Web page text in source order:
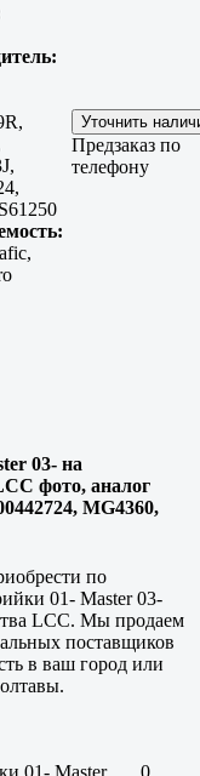
Предзаказ по
телефону
03- на
фото, аналог
MG4360,
по
01- Master 03-
LCC. Мы продаем
поставщиков
в ваш город или
.
01- Master 0